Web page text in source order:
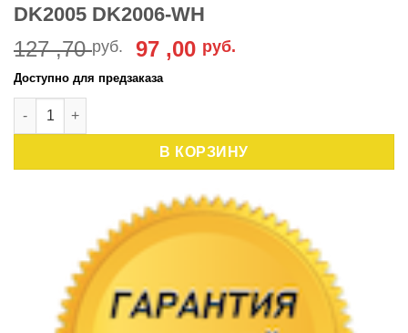
DK2005 DK2006-WH
127 ,70руб.
Первоначальная
цена
,70 руб..
97 ,00 руб.
Доступно для предзаказа
Количество товара Светильник накладной Denkirs DK2005
В КОРЗИНУ